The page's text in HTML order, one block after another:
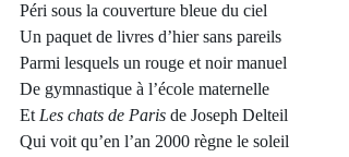
Péri sous la couverture bleue du ciel
Un paquet de livres d’hier sans pareils
Parmi lesquels un rouge et noir manuel
De gymnastique à l’école maternelle
Et Les chats de Paris de Joseph Delteil
Qui voit qu’en l’an 2000 règne le soleil